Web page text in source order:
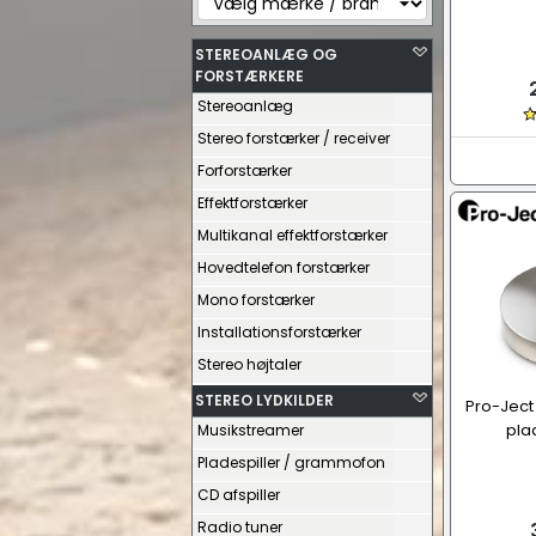
STEREOANLÆG OG
FORSTÆRKERE
Stereoanlæg
Stereo forstærker / receiver
Forforstærker
Effektforstærker
Multikanal effektforstærker
Hovedtelefon forstærker
Mono forstærker
Installationsforstærker
Stereo højtaler
STEREO LYDKILDER
Musikstreamer
Pladespiller / grammofon
CD afspiller
Radio tuner
Pro-Ject